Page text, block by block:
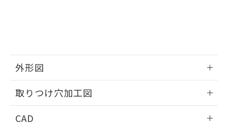
外形図
取りつけ穴加工図
CAD
品・サービスに関するお客様との取
の共同利用に関して"
用者の範囲」に記載されている法人を
EU RoHS指令（10物質）の非含有証明書
51物質の非含有証明書（当社基準）
※本証明書は発行日時点で非含有を証明す